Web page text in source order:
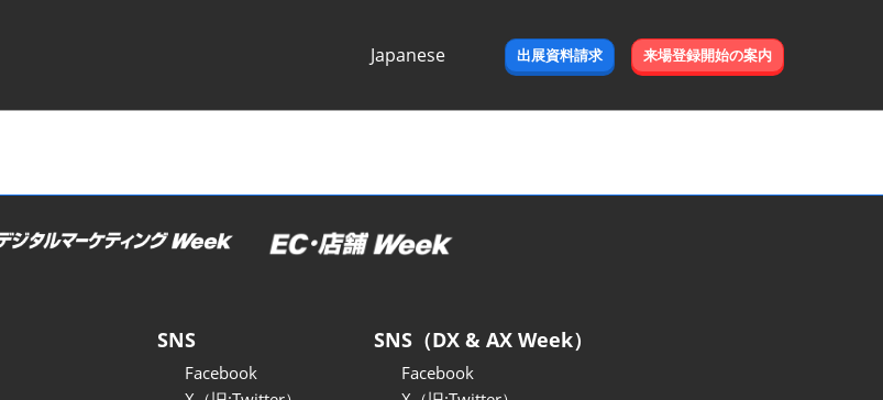
Japanese
出展資料請求 来場登録開始の案内
SNS
Facebook
SNS（DX & AX Week）
Facebook